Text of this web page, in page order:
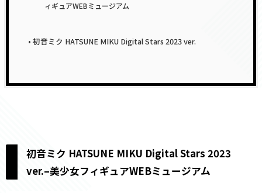
ィギュアWEBミュージアム
初音ミク HATSUNE MIKU Digital Stars 2023 ver.
初音ミク HATSUNE MIKU Digital Stars 2023
ver.–美少女フィギュアWEBミュージアム